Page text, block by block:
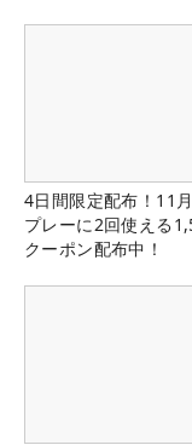
4日間限定配布！11
プレーに2回使える
クーポン配布中！